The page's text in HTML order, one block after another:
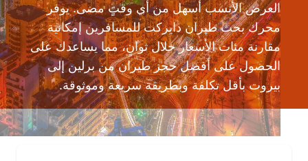
العرض الأنسب أسهل من أي وقتٍ مضى. يوفر
محرك بحث طيران دايركت للمسافرين إمكانية
مقارنة مئات الأسعار خلال ثوانٍ، مما يساعدك على
الحصول على أفضل حجز طيران من برلين إلى
بيروت بأقل تكلفة وبطريقة سريعة وموثوقة.